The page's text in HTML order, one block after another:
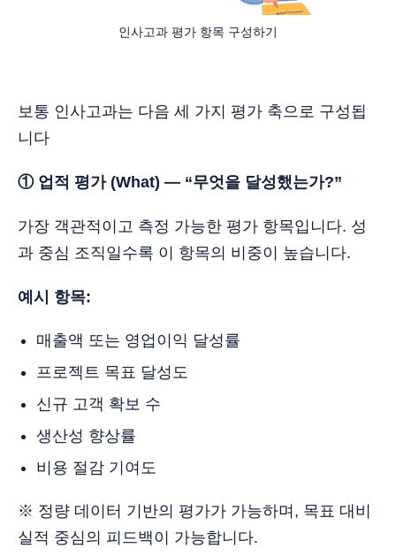
인사고과 평가 항목 구성하기
보통 인사고과는 다음 세 가지 평가 축으로 구성됩
니다
① 업적 평가 (What) — “무엇을 달성했는가?”
가장 객관적이고 측정 가능한 평가 항목입니다. 성
과 중심 조직일수록 이 항목의 비중이 높습니다.
예시 항목:
매출액 또는 영업이익 달성률
프로젝트 목표 달성도
신규 고객 확보 수
생산성 향상률
비용 절감 기여도
※ 정량 데이터 기반의 평가가 가능하며, 목표 대비
실적 중심의 피드백이 가능합니다.